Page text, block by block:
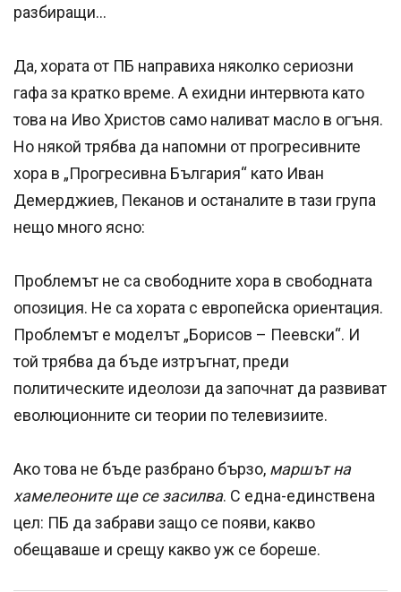
разбиращи…
Да, хората от ПБ направиха няколко сериозни
гафa за кратко време. А ехидни интервюта като
това на Иво Христов само наливат масло в огъня.
Но някой трябва да напомни от прогресивните
хора в „Прогресивна България“ като Иван
Демерджиев, Пеканов и останалите в тази група
нещо много ясно:
Проблемът не са свободните хора в свободната
опозиция. Не са хората с европейска ориентация.
Проблемът е моделът „Борисов – Пеевски“. И
той трябва да бъде изтръгнат, преди
политическите идеолози да започнат да развиват
еволюционните си теории по телевизиите.
Ако това не бъде разбрано бързо, маршът на
хамелеоните ще се засилва. С една-единствена
цел: ПБ да забрави защо се появи, какво
обещаваше и срещу какво уж се бореше.